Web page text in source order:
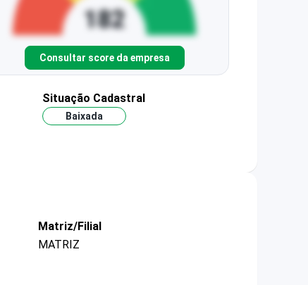
Consultar score da empresa
Situação Cadastral
Baixada
Matriz/Filial
MATRIZ